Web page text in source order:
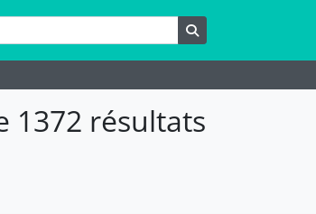
Rechercher
1372 résultats